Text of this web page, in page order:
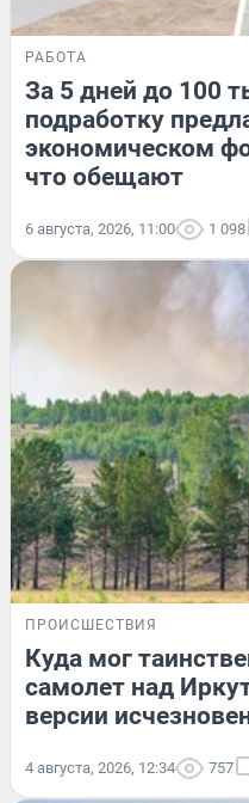
РАБОТА
За 5 дней до 100
подработку
экономическом
что обещают
6 августа, 2026, 11:00 1 098
ПРОИСШЕСТВИЯ
Куда мог
самолет над
версии
4 августа, 2026, 12:34 757